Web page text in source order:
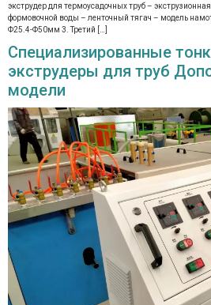
экструдер для термоусадочных труб –
формовочной воды – ленточный тягач – модель
Φ25.4-Φ50мм 3. Третий […]
Специализированные
экструдеры для труб
модели